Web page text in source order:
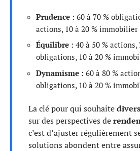
Prudence : 60 à 70 %
actions, 10 à 20 % immobilier
Équilibre : 40 à 50 % actions,
obligations, 10 à 20 %
Dynamisme : 60 à 80 %
obligations, 10 à 20 %
La clé pour qui souhaite
sur des perspectives de
c’est d’ajuster régulièrement
solutions abondent entre